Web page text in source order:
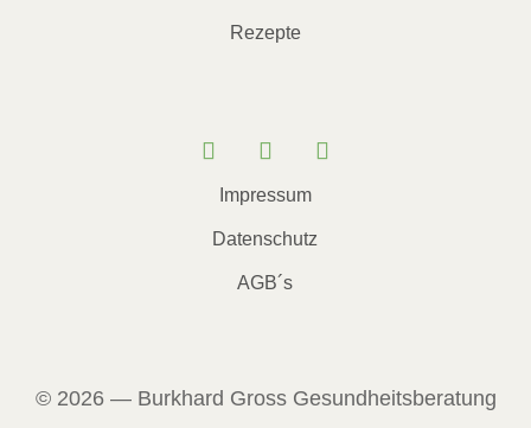
Rezepte
Impressum
Datenschutz
AGB´s
© 2026 — Burkhard Gross Gesundheitsberatung